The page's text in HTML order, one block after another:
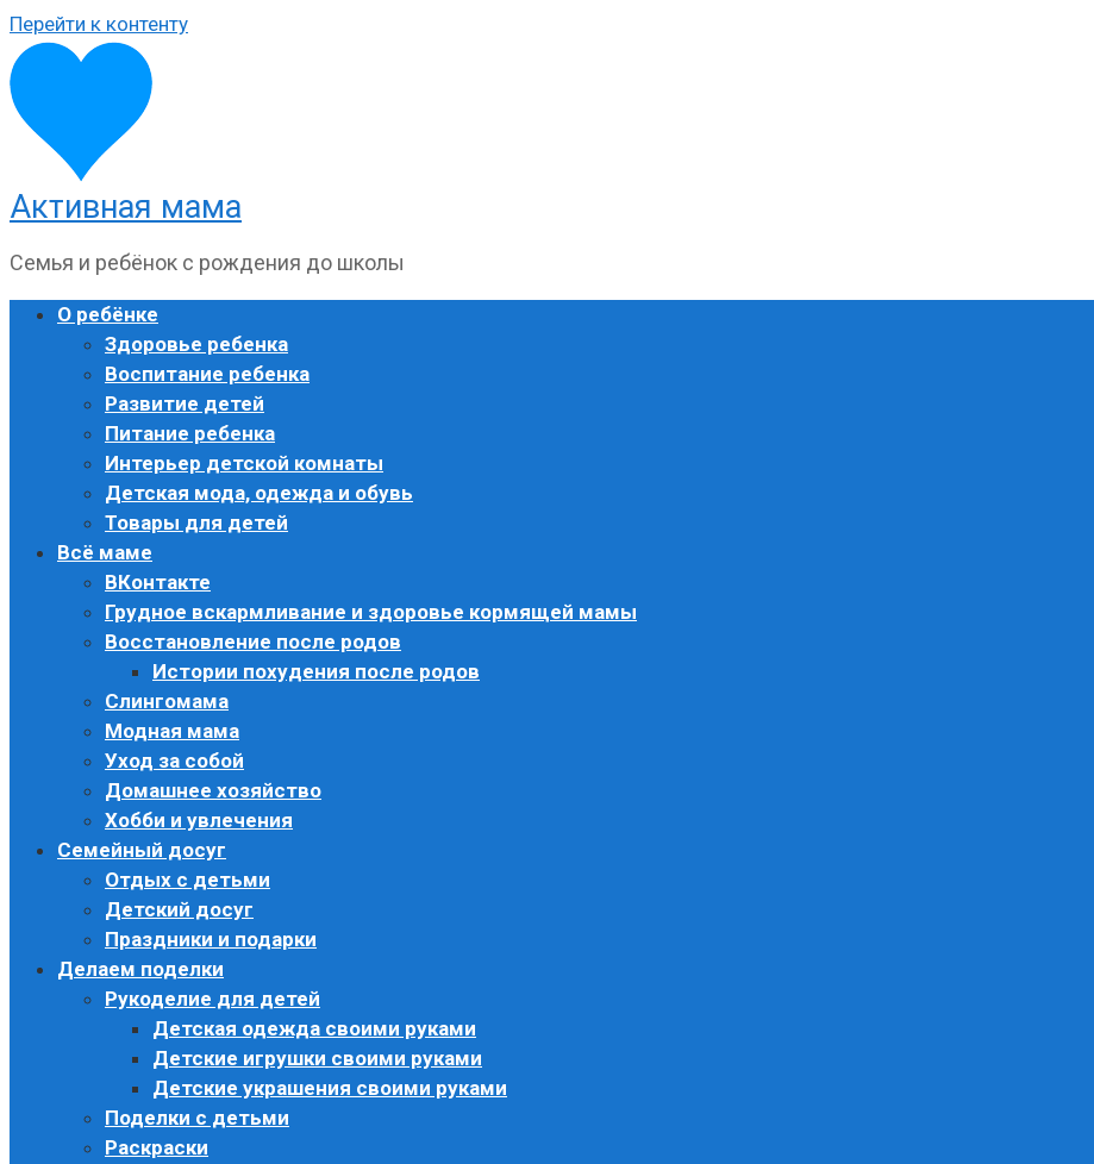
Перейти к контенту
Активная мама
Семья и ребёнок с рождения до школы
О ребёнке
Здоровье ребенка
Воспитание ребенка
Развитие детей
Питание ребенка
Интерьер детской комнаты
Детская мода, одежда и обувь
Товары для детей
Всё маме
ВКонтакте
Грудное вскармливание и здоровье кормящей мамы
Восстановление после родов
Истории похудения после родов
Слингомама
Модная мама
Уход за собой
Домашнее хозяйство
Хобби и увлечения
Семейный досуг
Отдых с детьми
Детский досуг
Праздники и подарки
Делаем поделки
Рукоделие для детей
Детская одежда своими руками
Детские игрушки своими руками
Детские украшения своими руками
Поделки с детьми
Раскраски